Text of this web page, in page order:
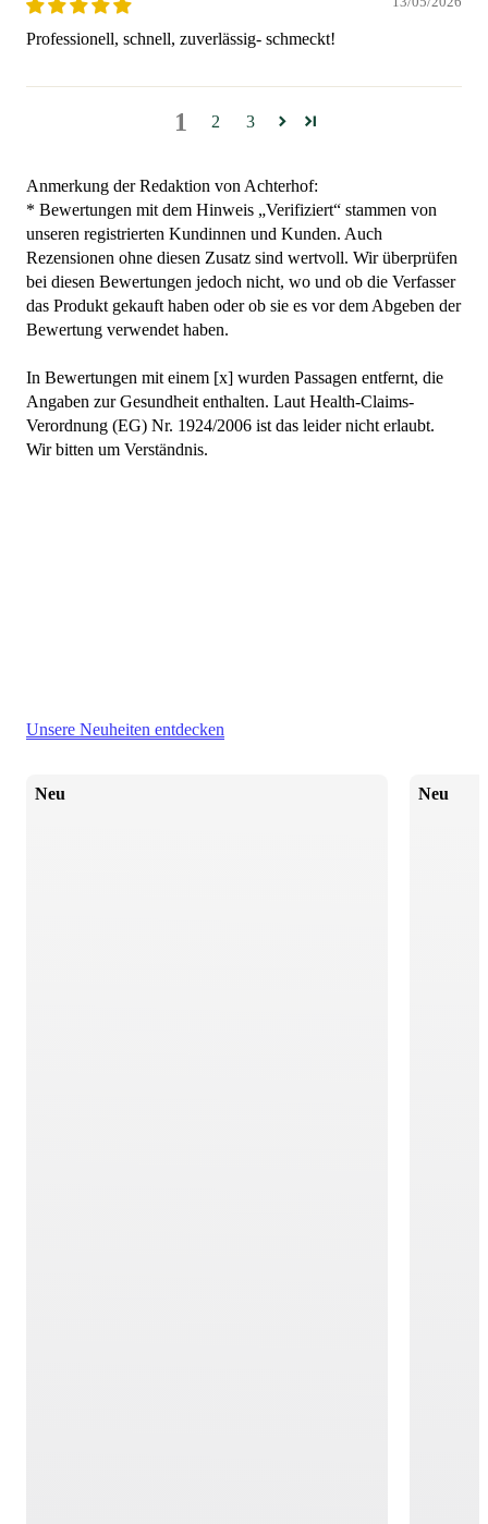
Professionell, schnell, zuverlässig- schmeckt!
1 2 3
Anmerkung der Redaktion von Achterhof:
* Bewertungen mit dem Hinweis „Verifiziert“ stammen von
unseren registrierten Kundinnen und Kunden. Auch
Rezensionen ohne diesen Zusatz sind wertvoll. Wir überprüfen
bei diesen Bewertungen jedoch nicht, wo und ob die Verfasser
das Produkt gekauft haben oder ob sie es vor dem Abgeben der
Bewertung verwendet haben.
In Bewertungen mit einem [x] wurden Passagen entfernt, die
Angaben zur Gesundheit enthalten. Laut Health-Claims-
Verordnung (EG) Nr. 1924/2006 ist das leider nicht erlaubt.
Wir bitten um Verständnis.
Unsere Neuheiten entdecken
Neu Neu